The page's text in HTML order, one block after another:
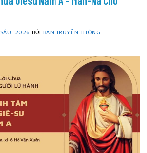
2026 BỞI BAN TRUYỀN THÔNG